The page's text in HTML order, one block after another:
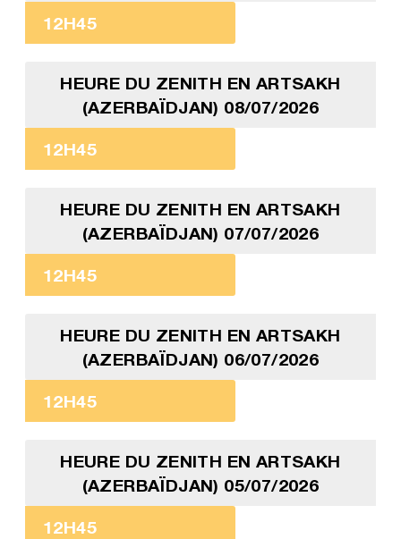
12H45
HEURE DU ZENITH EN ARTSAKH
(AZERBAÏDJAN) 08/07/2026
12H45
HEURE DU ZENITH EN ARTSAKH
(AZERBAÏDJAN) 07/07/2026
12H45
HEURE DU ZENITH EN ARTSAKH
(AZERBAÏDJAN) 06/07/2026
12H45
HEURE DU ZENITH EN ARTSAKH
(AZERBAÏDJAN) 05/07/2026
12H45